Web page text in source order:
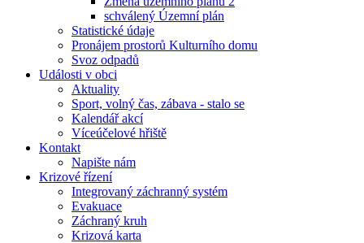
schválený Územní plán
Statistické údaje
Pronájem prostorů Kulturního domu
Svoz odpadů
Události v obci
Aktuality
Sport, volný čas, zábava - stalo se
Kalendář akcí
Víceúčelové hřiště
Kontakt
Napište nám
Krizové řízení
Integrovaný záchranný systém
Evakuace
Záchraný kruh
Krizová karta